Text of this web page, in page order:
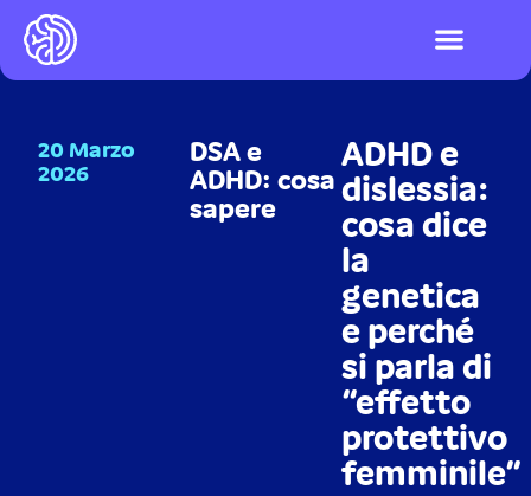
20 Marzo
2026
DSA e
ADHD: cosa
sapere
ADHD e
dislessia:
cosa dice
la
genetica
e perché
si parla di
“effetto
protettivo
femminile”